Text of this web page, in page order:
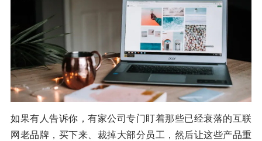
如果有人告诉你，有家公司专门盯着那些已经衰落的互联
网老品牌，买下来、裁掉大部分员工，然后让这些产品重